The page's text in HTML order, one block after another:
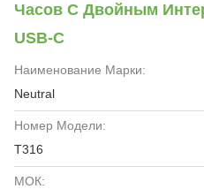
Часов С Двойным
USB-C
Наименование Марки:
Neutral
Номер Модели:
T316
МОК: